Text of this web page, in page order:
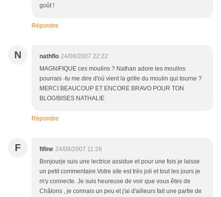
goût !
Répondre
N nathflo 24/08/2007 22:22
MAGNIFIQUE ces moulins ? Nathan adore les moulins
pourrais -tu me dire d'où vient la grille du moulin qui tourne ?
MERCI BEAUCOUP ET ENCORE BRAVO POUR TON
BLOG!BISES NATHALIE
Répondre
F fifine 24/08/2007 11:26
Bonjourje suis une lectrice assidue et pour une fois je laisse
un petit commentaire.Votre site est très joli et tout les jours je
m'y connecte. Je suis heureuse de voir que vous êtes de
Châlons , je connais un peu et j'ai d'ailleurs fait une partie de